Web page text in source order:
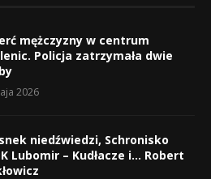
mężczyzny w centrum
Policja zatrzymała dwie
2026
niedźwiedzi, Schronisko
Lubomir – Kudłacze i… Robert